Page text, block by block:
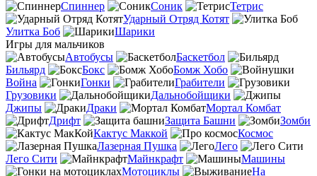
Спиннер
Соник
Тетрис
Ударный Отряд Котят
Улитка Боб
Шарики
Игры для мальчиков
Автобусы
Баскетбол
Бильярд
Бокс
Бомж Хобо
Война
Гонки
Грабители
Грузовики
Дальнобойщики
Джипы
Драки
Мортал Комбат
Дрифт
Защита Башни
Зомби
Кактус Маккой
Космос
Лазерная Пушка
Лего
Лего Сити
Майнкрафт
Машины
Мотоциклы
На